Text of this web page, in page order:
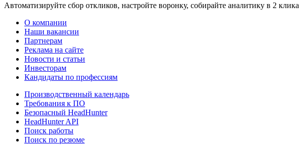
Автоматизируйте сбор откликов, настройте воронку, собирайте аналитику в 2 клика
О компании
Наши вакансии
Партнерам
Реклама на сайте
Новости и статьи
Инвесторам
Кандидаты по профессиям
Производственный календарь
Требования к ПО
Безопасный HeadHunter
HeadHunter API
Поиск работы
Поиск по резюме